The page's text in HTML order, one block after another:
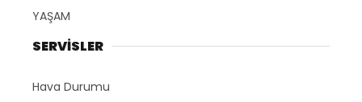
YAŞAM
SERVİSLER
Hava Durumu